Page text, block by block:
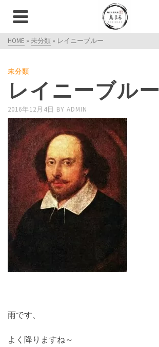
HOME » 未分類 » レイニーブルー
未分類
レイニーブルー
2016年12月4日 BY ADMIN
雨です、
よく降りますね～